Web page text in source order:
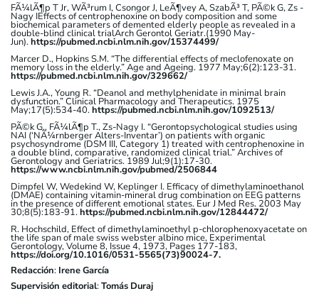
FÃ¼lÃ¶p T Jr, WÃ³rum I, Csongor J, LeÃ¶vey A, SzabÃ³ T, PÃ©k G, Zs -
Nagy IEffects of centrophenoxine on body composition and some
biochemical parameters of demented elderly people as revealed in a
double-blind clinical trialArch Gerontol Geriatr.(1990 May-
Jun).https://pubmed.ncbi.nlm.nih.gov/15374499/
Marcer D., Hopkins S.M. “The differential effects of meclofenoxate on
memory loss in the elderly.” Age and Ageing. 1977 May;6(2):123-31.
https://pubmed.ncbi.nlm.nih.gov/329662/
Lewis J.A., Young R. “Deanol and methylphenidate in minimal brain
dysfunction.” Clinical Pharmacology and Therapeutics. 1975
May;17(5):534-40.https://pubmed.ncbi.nlm.nih.gov/1092513/
PÃ©k G., FÃ¼lÃ¶p T., Zs-Nagy I. “Gerontopsychological studies using
NAI (‘NÃ¼rnberger Alters-Inventar’) on patients with organic
psychosyndrome (DSM III, Category 1) treated with centrophenoxine in
a double blind, comparative, randomized clinical trial.” Archives of
Gerontology and Geriatrics. 1989 Jul;9(1):17-30.
https://www.ncbi.nlm.nih.gov/pubmed/2506844
Dimpfel W, Wedekind W, Keplinger I. Efficacy of dimethylaminoethanol
(DMAE) containing vitamin-mineral drug combination on EEG patterns
in the presence of different emotional states. Eur J Med Res. 2003 May
30;8(5):183-91.https://pubmed.ncbi.nlm.nih.gov/12844472/
R. Hochschild, Effect of dimethylaminoethyl p-chlorophenoxyacetate on
the life span of male swiss webster albino mice, Experimental
Gerontology, Volume 8, Issue 4, 1973, Pages 177-183,
https://doi.org/10.1016/0531-5565(73)90024-7.
Redacción: Irene García
Supervisión editorial:Tomás Duraj